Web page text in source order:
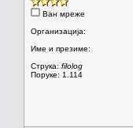
Ван мреже
Организација:
Име и презиме:
Струка: filolog
Поруке: 1.114